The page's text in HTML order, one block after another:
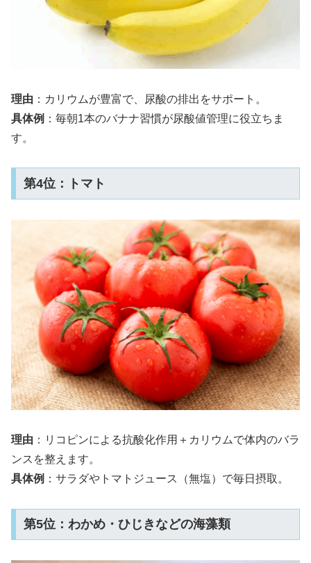
理由 ：カリウムが豊富で、尿酸の排出をサポート。
具体例 ：毎朝1本のバナナ習慣が尿酸値管理に役立ちま
す。
第4位：トマト
理由 ：リコピンによる抗酸化作用＋カリウムで体内のバラ
ンスを整えます。
具体例 ：サラダやトマトジュース（無塩）で毎日摂取。
第5位：わかめ・ひじきなどの海藻類